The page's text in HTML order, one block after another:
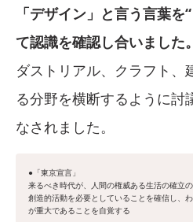
「デザイン」と言う言葉を
て認識を確認し合いました。
ダストリアル、クラフト、
る分野を横断するように討
なされました。
●「東京宣言」
来るべき時代が、人間の権威ある生活の確立
創造的活動を必要としていることを確信し、
が重大であることを自覚する